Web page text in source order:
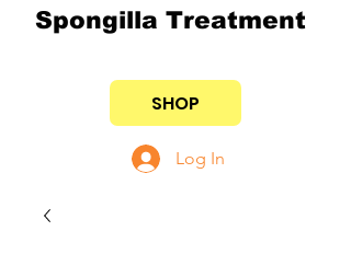
Spongilla Treatment
SHOP
Log In